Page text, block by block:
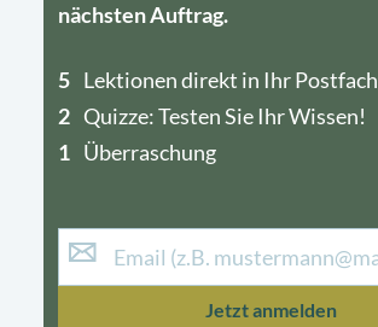
nächsten Auftrag.
5 Lektionen direkt in Ihr Postfach
2 Quizze: Testen Sie Ihr Wissen!
1 Überraschung
4
1
Jetzt anmelden